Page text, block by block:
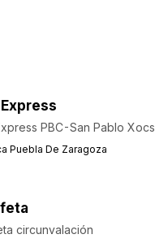
PBC-San Pablo Xocs
Puebla De Zaragoza
circunvalación